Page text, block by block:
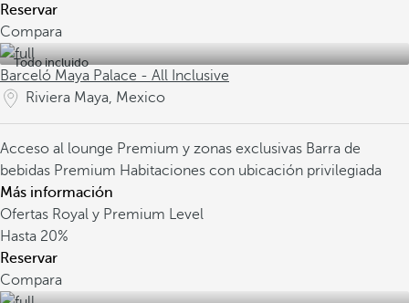
Reservar
Compara
Todo incluido
Barceló Maya Palace - All Inclusive
Riviera Maya, Mexico
Acceso al lounge Premium y zonas exclusivas Barra de
bebidas Premium Habitaciones con ubicación privilegiada
Más información
Ofertas Royal y Premium Level
Hasta 20%
Reservar
Compara